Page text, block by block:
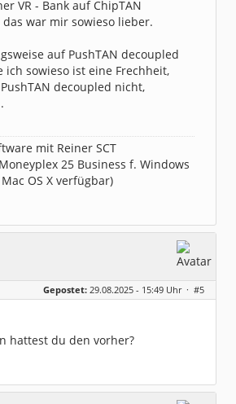
VR - Bank auf ChipTAN
war mir sowieso lieber.
auf PushTAN decoupled
ich sowieso ist eine Frechheit,
decoupled nicht,
mit Reiner SCT
25 Business f. Windows
OS X verfügbar)
Gepostet: 29.08.2025 - 15:49 Uhr · #5
hattest du den vorher?